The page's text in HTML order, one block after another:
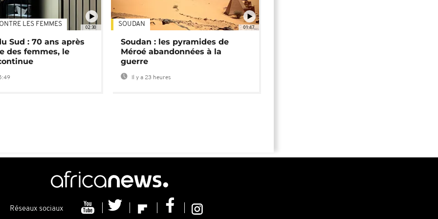
02:30
LES FEMMES
Sud : 70 ans après
des femmes, le
01:47
SOUDAN
Soudan : les pyramides de
Méroé abandonnées à la
guerre
Il y a 23 heures
Réseaux sociaux